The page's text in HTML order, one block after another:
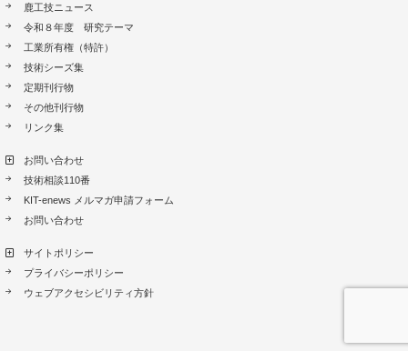
鹿工技ニュース
令和８年度 研究テーマ
工業所有権（特許）
技術シーズ集
定期刊行物
その他刊行物
リンク集
お問い合わせ
技術相談110番
KIT-enews メルマガ申請フォーム
お問い合わせ
サイトポリシー
プライバシーポリシー
ウェブアクセシビリティ方針